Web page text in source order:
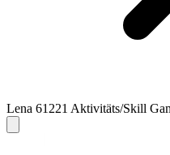
Lena 61221 Aktivitäts/Skill